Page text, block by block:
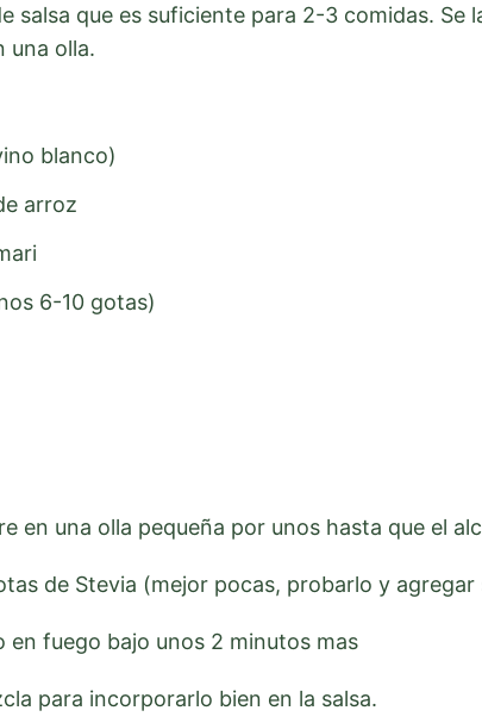
salsa que es suficiente para 2-3 comidas.
una olla.
blanco)
arroz
6-10 gotas)
en una olla pequeña por unos hasta que el
de Stevia (mejor pocas, probarlo y
en fuego bajo unos 2 minutos mas
para incorporarlo bien en la salsa.